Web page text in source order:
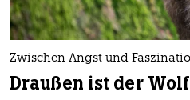
Zwischen Angst und
Draußen ist der Wolf